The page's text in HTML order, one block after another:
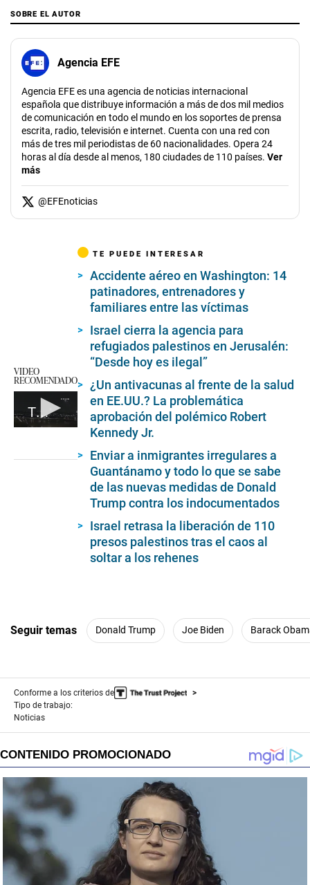
SOBRE EL AUTOR
Agencia EFE
Agencia EFE es una agencia de noticias internacional
española que distribuye información a más de dos mil medios
de comunicación en todo el mundo en los soportes de prensa
escrita, radio, televisión e internet. Cuenta con una red con
más de tres mil periodistas de 60 nacionalidades. Opera 24
horas al día desde al menos, 180 ciudades de 110 países. Ver
más
@EFEnoticias
VIDEO
RECOMENDADO
Trome - Accidente en Estados Unidos: Avión comercial con 60 pasajeros choca con helicóptero y cae al río
TE PUEDE INTERESAR
Accidente aéreo en Washington: 14
patinadores, entrenadores y
familiares entre las víctimas
Israel cierra la agencia para
refugiados palestinos en Jerusalén:
“Desde hoy es ilegal”
¿Un antivacunas al frente de la salud
en EE.UU.? La problemática
aprobación del polémico Robert
Kennedy Jr.
Enviar a inmigrantes irregulares a
Guantánamo y todo lo que se sabe
de las nuevas medidas de Donald
Trump contra los indocumentados
Israel retrasa la liberación de 110
presos palestinos tras el caos al
soltar a los rehenes
Seguir temas Donald Trump Joe Biden Barack
Conforme a los criterios de
Tipo de trabajo:
Noticias